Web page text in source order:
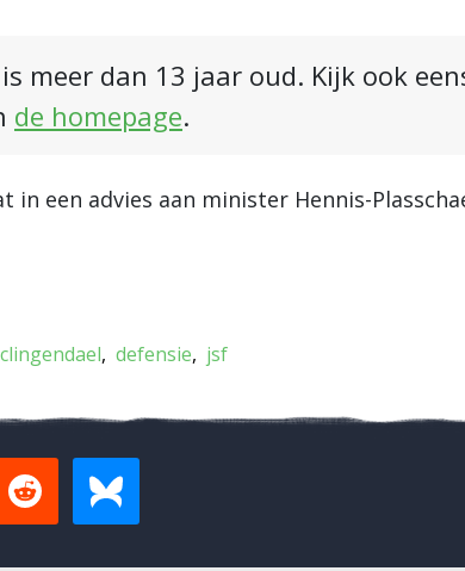
meer dan 13 jaar oud. Kijk ook
de homepage.
in een advies aan minister Hennis-
clingendael defensie jsf